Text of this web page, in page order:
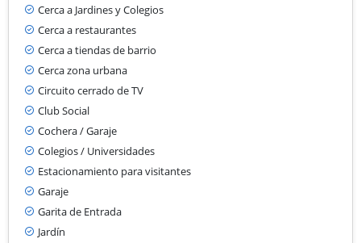
Cerca a Jardines y Colegios
Cerca a restaurantes
Cerca a tiendas de barrio
Cerca zona urbana
Circuito cerrado de TV
Club Social
Cochera / Garaje
Colegios / Universidades
Estacionamiento para visitantes
Garaje
Garita de Entrada
Jardín